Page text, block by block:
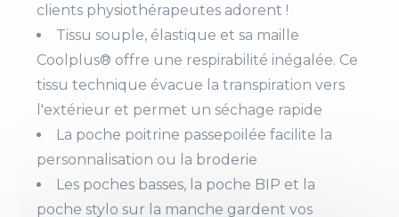
clients physiothérapeutes adorent !
Tissu souple, élastique et sa maille
Coolplus® offre une respirabilité inégalée. Ce
tissu technique évacue la transpiration vers
l'extérieur et permet un séchage rapide
La poche poitrine passepoilée facilite la
personnalisation ou la broderie
Les poches basses, la poche BIP et la
poche stylo sur la manche gardent vos
Compositio
65% polyester, 35% cot
on
Manches Courtes
Couleur
Blanc
Blanc / Couleur
Bleu
Vert